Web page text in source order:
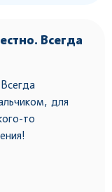
Всегда
для
то